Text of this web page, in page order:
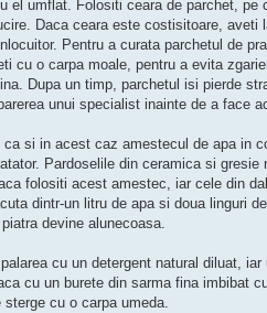
el umflat. Folositi ceara de parchet, pe
Daca ceara este costisitoare, aveti
Pentru a curata parchetul de
cu o carpa moale, pentru a evita
Dupa un timp, parchetul isi pierde
unui specialist inainte de a face
si in acest caz amestecul de apa in
Pardoselile din ceramica si gresie
folositi acest amestec, iar cele din
dintr-un litru de apa si doua linguri
devine alunecoasa.
cu un detergent natural diluat, iar
cu un burete din sarma fina imbibat
cu o carpa umeda.